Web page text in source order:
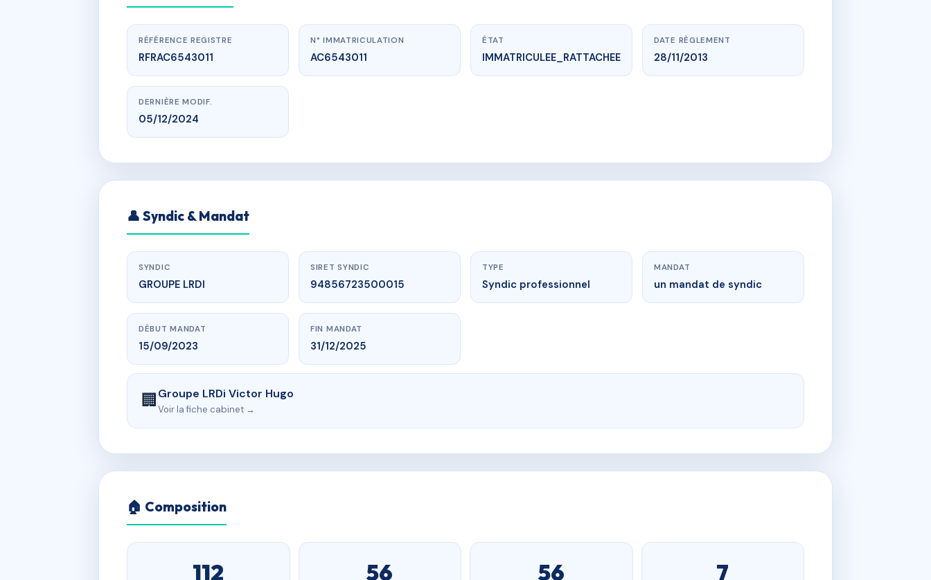
RÉFÉRENCE REGISTRE
RFRAC6543011
N° IMMATRICULATION
AC6543011
ÉTAT
IMMATRICULEE_RATTACHEE
DATE RÈGLEMENT
28/11/2013
DERNIÈRE MODIF.
05/12/2024
👤 Syndic & Mandat
SYNDIC
GROUPE LRDI
SIRET SYNDIC
94856723500015
TYPE
Syndic professionnel
MANDAT
un mandat de syndic
DÉBUT MANDAT
15/09/2023
FIN MANDAT
31/12/2025
🏢Groupe LRDi Victor Hugo
Voir la fiche cabinet →
🏠 Composition
112 56 56 7